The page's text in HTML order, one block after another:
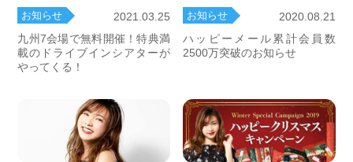
お知らせ
2021.03.25
九州7会場で無料開催！特典満
載のドライブインシアターが
やってくる！
お知らせ
2020.08.21
ハッピーメール累計会員数
2500万突破のお知らせ